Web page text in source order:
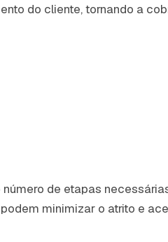
do cliente, tornando a
de etapas
minimizar o atrito e